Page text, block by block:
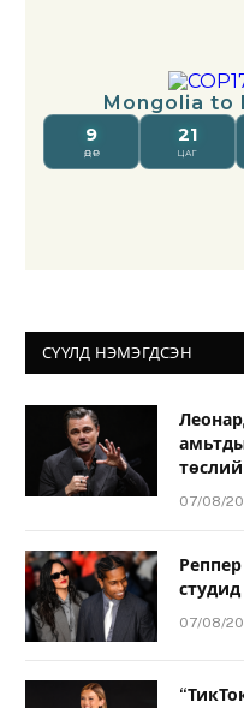
СҮҮЛД НЭМЭГДСЭН
07/08/
студид
07/08/